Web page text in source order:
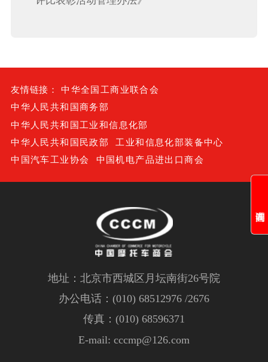
友情链接：
中华全国工商业联合会
中华人民共和国商务部
中华人民共和国工业和信息化部
中华人民共和国民政部
工业和信息化部装备中心
中国汽车工业协会
中国机电产品进出口商会
地址：北京市西城区月坛南街26号院
办公电话：(010) 68512976 /2676
传真：(010) 68596371
E-mail: cccmp@126.com